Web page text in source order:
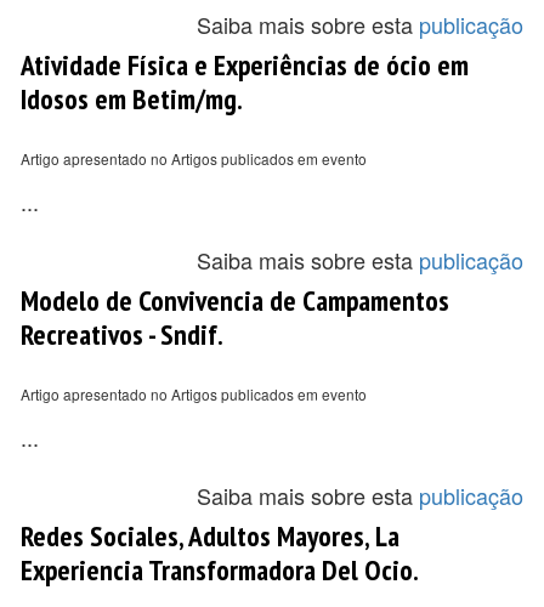
Saiba mais sobre esta publicação
Atividade Física e Experiências de ócio em
Idosos em Betim/mg.
Artigo apresentado no Artigos publicados em evento
...
Saiba mais sobre esta publicação
Modelo de Convivencia de Campamentos
Recreativos - Sndif.
Artigo apresentado no Artigos publicados em evento
...
Saiba mais sobre esta publicação
Redes Sociales, Adultos Mayores, La
Experiencia Transformadora Del Ocio.